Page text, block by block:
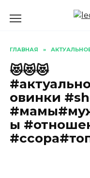
ГЛАВНАЯ »
😻😻😻
овинки
ы